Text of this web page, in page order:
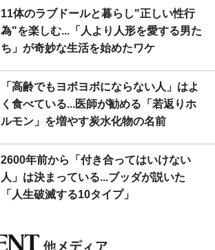
11体のラブドールと暮らし"正しい性行
為"を楽しむ...「人より人形を愛する男た
ち」が奇妙な生活を始めたワケ
「高齢でもヨボヨボにならない人」はよ
く食べている...医師が勧める「若返りホ
ルモン」を増やす炭水化物の名前
2600年前から「付き合ってはいけない
人」は決まっている...ブッダが説いた
「人生破滅する10タイプ」